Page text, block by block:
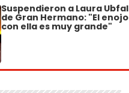
Suspendieron a Laura Ubfal
de Gran Hermano: "El enojo
con ella es muy grande"